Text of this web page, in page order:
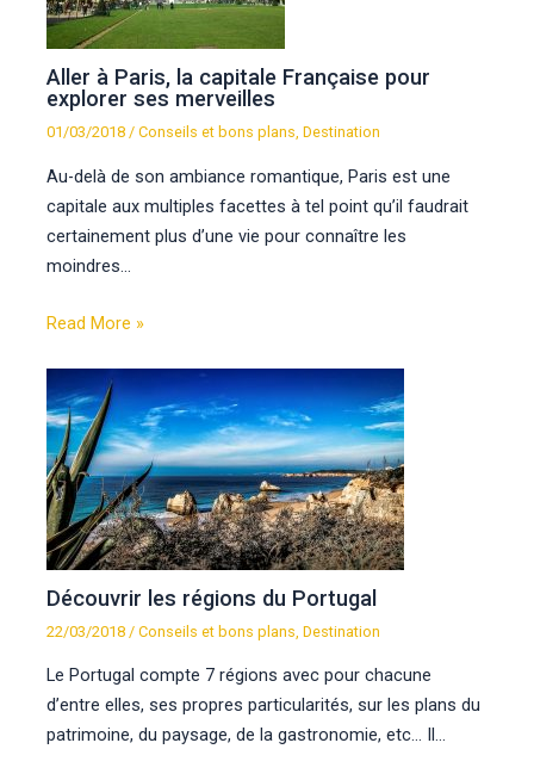
Aller à Paris, la capitale Française pour
explorer ses merveilles
01/03/2018/Conseils et bons plans,Destination
Au-delà de son ambiance romantique, Paris est une
capitale aux multiples facettes à tel point qu’il faudrait
certainement plus d’une vie pour connaître les
moindres…
Read More »
Découvrir les régions du Portugal
22/03/2018 /Conseils et bons plans ,Destination
Le Portugal compte 7 régions avec pour chacune
d’entre elles, ses propres particularités, sur les plans du
patrimoine, du paysage, de la gastronomie, etc… Il…